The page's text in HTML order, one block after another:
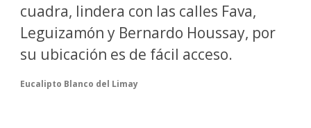
cuadra, lindera con las calles Fava,
Leguizamón y Bernardo Houssay, por
su ubicación es de fácil acceso.
Eucalipto Blanco del Limay